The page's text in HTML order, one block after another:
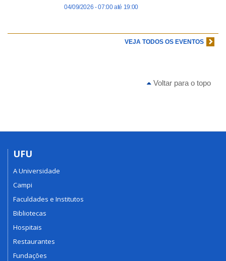
04/09/2026 -07:00até 19:00
VEJA TODOS OS EVENTOS
Voltar para o topo
UFU
A Universidade
Campi
Faculdades e Institutos
Bibliotecas
Hospitais
Restaurantes
Fundações